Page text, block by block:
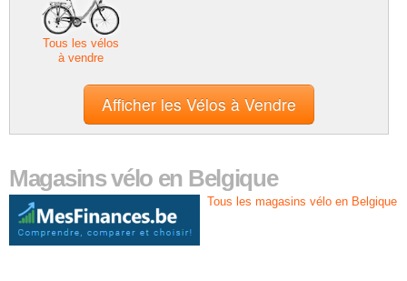
Tous les vélos
à vendre
Magasins vélo en Belgique
Tous les magasins vélo en Belgique